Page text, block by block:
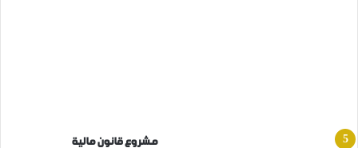
مشروع قانون مالية